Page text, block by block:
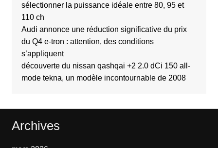
sélectionner la puissance idéale entre 80, 95 et
110 ch
Audi annonce une réduction significative du prix
du Q4 e-tron : attention, des conditions
s’appliquent
découverte du nissan qashqai +2 2.0 dCi 150 all-
mode tekna, un modèle incontournable de 2008
Archives